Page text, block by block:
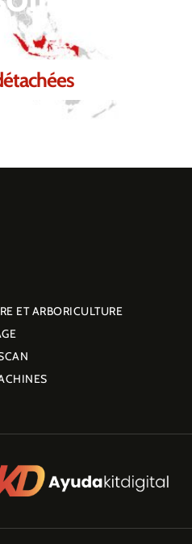
ET ARBORICULTURE